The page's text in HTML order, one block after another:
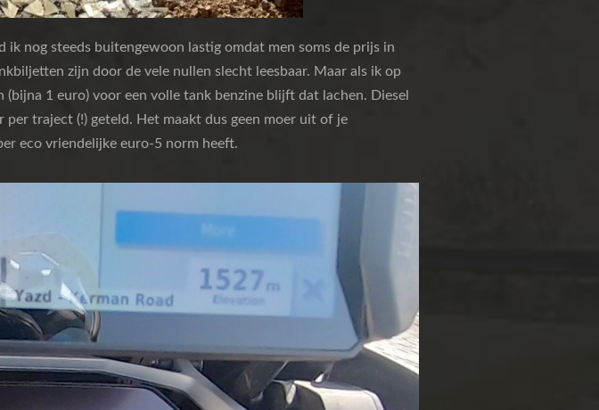
nog steeds buitengewoon lastig omdat men soms de prijs in
zijn door de vele nullen slecht leesbaar. Maar als ik op
1 euro) voor een volle tank benzine blijft dat lachen. Diesel
traject (!) geteld. Het maakt dus geen moer uit of je
eco vriendelijke euro-5 norm heeft.